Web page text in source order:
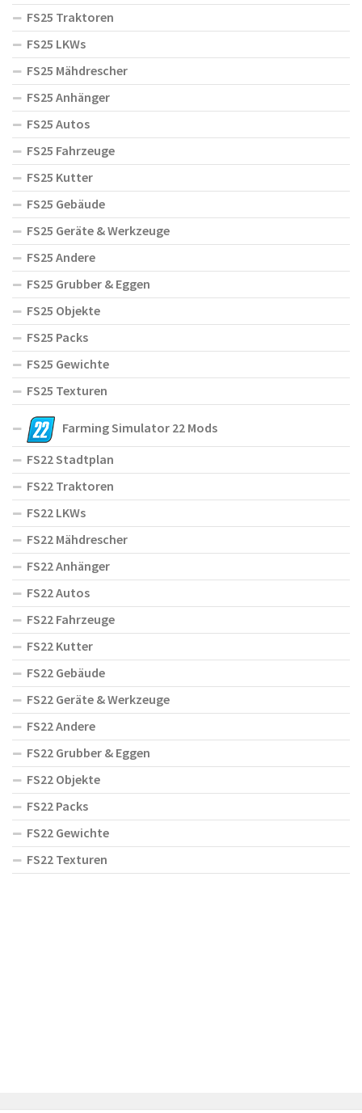
FS25 Traktoren
FS25 LKWs
FS25 Mähdrescher
FS25 Anhänger
FS25 Autos
FS25 Fahrzeuge
FS25 Kutter
FS25 Gebäude
FS25 Geräte & Werkzeuge
FS25 Andere
FS25 Grubber & Eggen
FS25 Objekte
FS25 Packs
FS25 Gewichte
FS25 Texturen
Farming Simulator 22 Mods
FS22 Stadtplan
FS22 Traktoren
FS22 LKWs
FS22 Mähdrescher
FS22 Anhänger
FS22 Autos
FS22 Fahrzeuge
FS22 Kutter
FS22 Gebäude
FS22 Geräte & Werkzeuge
FS22 Andere
FS22 Grubber & Eggen
FS22 Objekte
FS22 Packs
FS22 Gewichte
FS22 Texturen